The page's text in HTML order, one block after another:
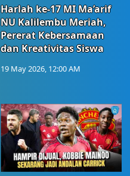
Harlah ke-17 MI Ma’arif
NU Kalilembu Meriah,
Pererat Kebersamaan
dan Kreativitas Siswa
19 May 2026, 12:00 AM